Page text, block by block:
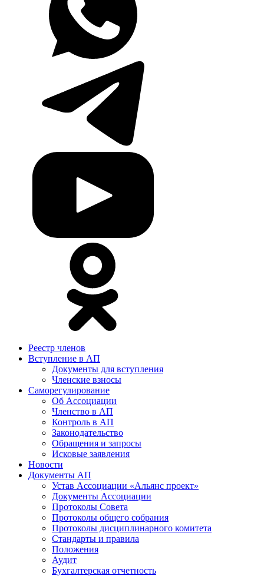
Реестр членов
Вступление в АП
Документы для вступления
Членские взносы
Саморегулирование
Об Ассоциации
Членство в АП
Контроль в АП
Законодательство
Обращения и запросы
Исковые заявления
Новости
Документы АП
Устав Ассоциации «Альянс проект»
Документы Ассоциации
Протоколы Совета
Протоколы общего собрания
Протоколы дисциплинарного комитета
Стандарты и правила
Положения
Аудит
Бухгалтерская отчетность